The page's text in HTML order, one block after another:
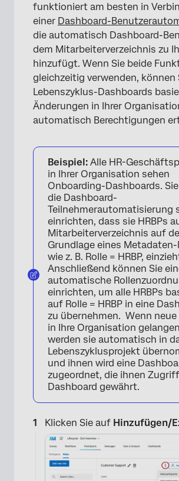
funktioniert am besten in
einer Dashboard-
die automatisch Dashboard-
dem Mitarbeiterverzeichnis zu
hinzufügt. Wenn Sie beide
gleichzeitig verwenden, können
Lebenszyklus-Dashboards
Änderungen in Ihrer
automatisch Berechtigungen
Beispiel: Alle HR-
in Ihrer Organisation sehen
Onboarding-Dashboards.
die Dashboard-
Teilnehmerautomatisierung
einrichten, dass sie HRBPs
Mitarbeiterverzeichnis auf
Grundlage eines Metadaten-
wie z. B. Rolle = HRBP,
Anschließend können Sie
automatische
einrichten, um alle HRBPs
auf Rolle = HRBP in eine
zu übernehmen. Wenn neue
in Ihre Organisation
werden sie automatisch in
Lebenszyklusprojekt
und ihnen wird eine
zugeordnet, die ihnen
Dashboard gewährt.
Klicken Sie auf Hinzufügen/